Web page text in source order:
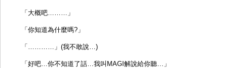
「大概吧………」
「你知道為什麼嗎?」
「…………」(我不敢說…)
「好吧…你不知道了話…我叫MAGI解說給你聽…」